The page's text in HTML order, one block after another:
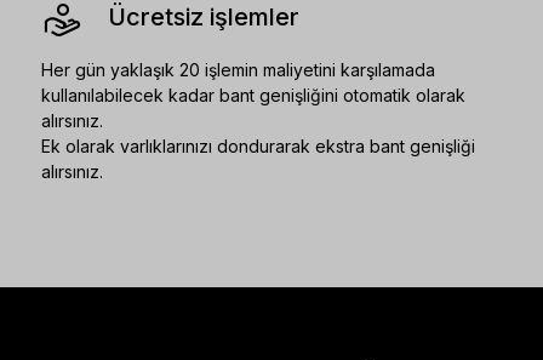
Ücretsiz işlemler
Her gün yaklaşık 20 işlemin maliyetini karşılamada
kullanılabilecek kadar bant genişliğini otomatik olarak
alırsınız.
Ek olarak varlıklarınızı dondurarak ekstra bant genişliği
alırsınız.